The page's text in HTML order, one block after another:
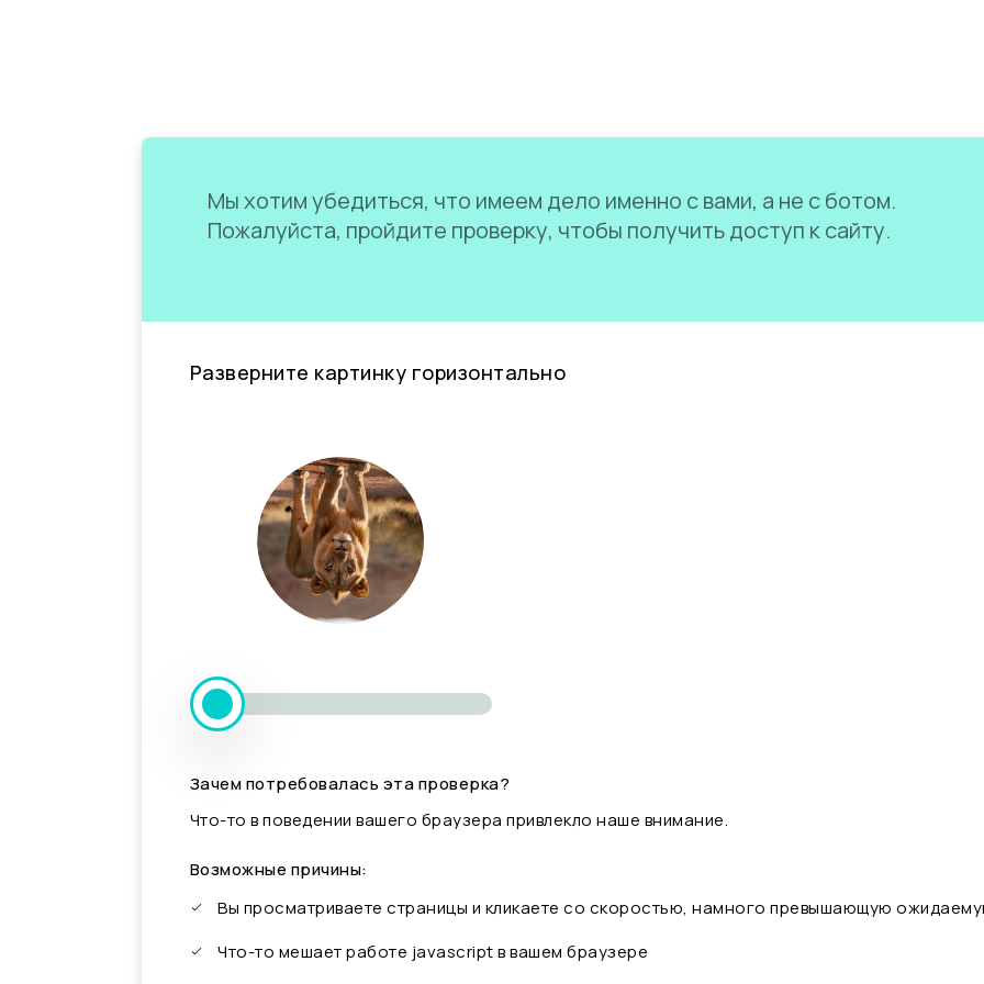
Мы хотим убедиться, что имеем дело именно с вами, а не с ботом.
Пожалуйста, пройдите проверку, чтобы получить доступ к сайту.
Разверните картинку горизонтально
Зачем потребовалась эта проверка?
Что-то в поведении вашего браузера привлекло наше внимание.
Возможные причины:
Вы просматриваете страницы и кликаете со скоростью, намного превышающую
Что-то мешает работе javascript в вашем браузере